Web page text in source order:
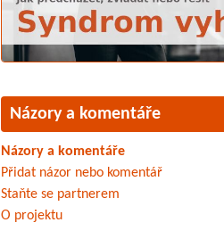
Názory a komentáře
Názory a komentáře
Přidat názor nebo komentář
Staňte se partnerem
O projektu